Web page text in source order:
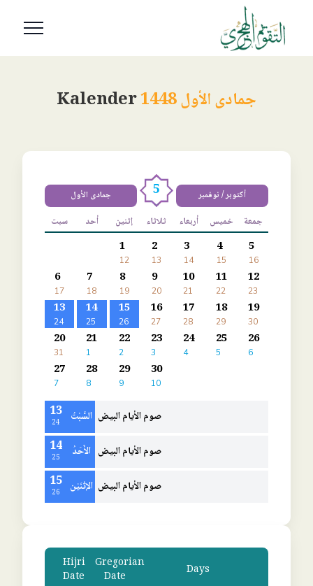
Kalender جمادى الأول 1448
جمادى الأول 5 أكتوبر / نوفمبر
سبت أحد إثنين ثلاثاء أربعاء خميس جمعة
1
12
2
13
3
14
4
15
5
16
6
17
7
18
8
19
9
20
10
21
11
22
12
23
13
24
14
25
15
26
16
27
17
28
18
29
19
30
20
31
21
1
22
2
23
3
24
4
25
5
26
6
27
7
28
8
29
9
30
10
13
24 السَّبْتُ صوم الأيام البيض
14
25 الأَحَدُ صوم الأيام البيض
15
26 الإثْنَيْن صوم الأيام البيض
Hijri
Date
Gregorian
Date
Days